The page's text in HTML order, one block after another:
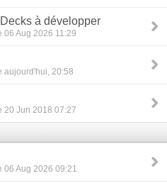
à développer
06 Aug 2026 11:29
aujourd'hui, 20:58
20 Jun 2018 07:27
06 Aug 2026 09:21